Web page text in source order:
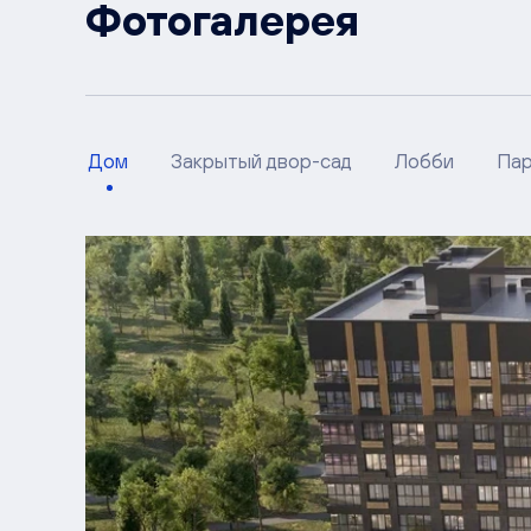
Фотогалерея
Дом Закрытый двор-сад Лобби